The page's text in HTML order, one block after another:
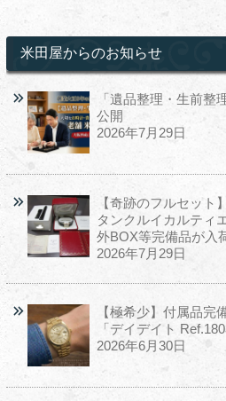
米田屋からのお知らせ
「遺品整理・生前整
公開
2026年7月29日
【奇跡のフルセット
タンクルイカルティ
外BOX等完備品が入
2026年7月29日
【極希少】付属品完
「デイデイト
2026年6月30日